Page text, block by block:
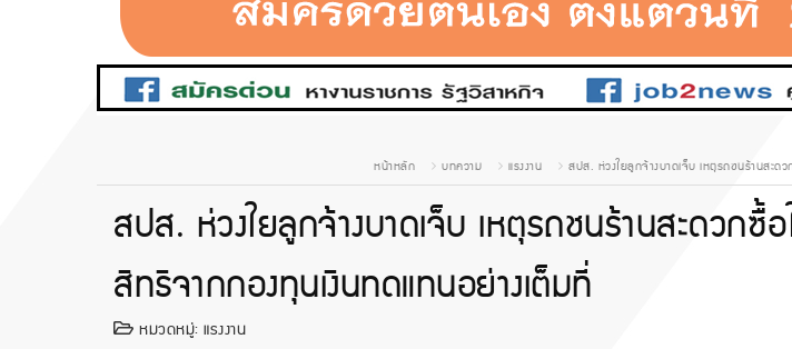
หน้าหลัก บทความ แรงงาน สปส. ห่วงใยลูกจ้างบาดเจ็บ เหตุรถชนร้านสะด
สปส. ห่วงใยลูกจ้างบาดเจ็บ เหตุรถชนร้านสะดวกซื้
สิทธิจากกองทุนเงินทดแทนอย่างเต็มที่
หมวดหมู่: แรงงาน